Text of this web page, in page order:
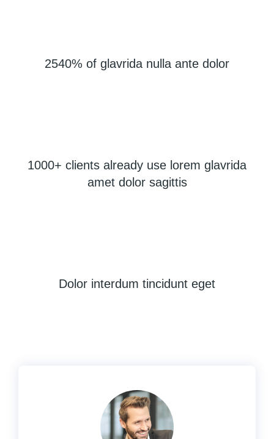
2540% of glavrida nulla ante dolor
1000+ clients already use lorem glavrida
amet dolor sagittis
Dolor interdum tincidunt eget